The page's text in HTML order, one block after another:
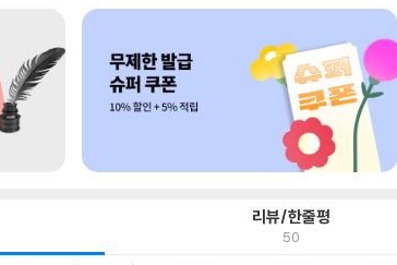
리뷰/한줄평
50